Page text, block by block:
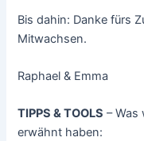
Bis dahin: Danke fürs
Mitwachsen.
Raphael & Emma
TIPPS & TOOLS – Was
erwähnt haben: